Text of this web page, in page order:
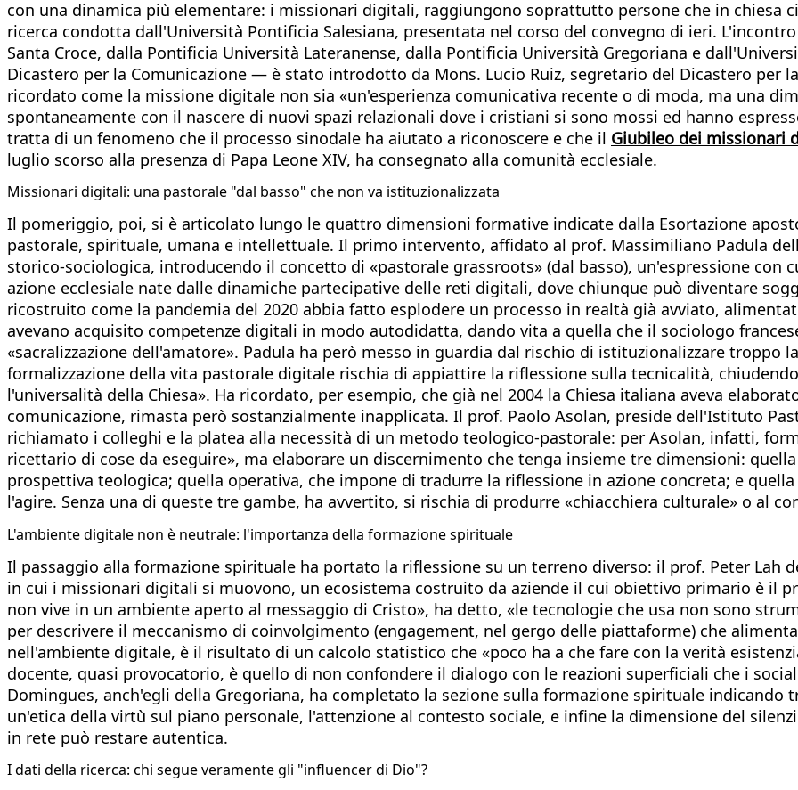
con una dinamica più elementare: i missionari digitali, raggiungono soprattutto persone che in chiesa
ricerca condotta dall'Università Pontificia Salesiana, presentata nel corso del convegno di ieri.
Santa Croce, dalla Pontificia Università Lateranense, dalla Pontificia Università Gregoriana e
Dicastero per la Comunicazione — è stato introdotto da Mons. Lucio Ruiz, segretario del Dicastero per
ricordato come la missione digitale non sia «un'esperienza comunicativa recente o di moda, ma una
spontaneamente con il nascere di nuovi spazi relazionali dove i cristiani si sono mossi ed hanno
tratta di un fenomeno che il processo sinodale ha aiutato a riconoscere e che il Giubileo dei missionari
luglio scorso alla presenza di Papa Leone XIV, ha consegnato alla comunità ecclesiale.
Missionari digitali: una pastorale "dal basso" che non va istituzionalizzata
Il pomeriggio, poi, si è articolato lungo le quattro dimensioni formative indicate dalla Esortazione
pastorale, spirituale, umana e intellettuale. Il primo intervento, affidato al prof. Massimiliano Padula
storico-sociologica, introducendo il concetto di «pastorale grassroots» (dal basso), un'espressione
azione ecclesiale nate dalle dinamiche partecipative delle reti digitali, dove chiunque può diventare
ricostruito come la pandemia del 2020 abbia fatto esplodere un processo in realtà già avviato,
avevano acquisito competenze digitali in modo autodidatta, dando vita a quella che il sociologo
«sacralizzazione dell'amatore». Padula ha però messo in guardia dal rischio di istituzionalizzare troppo
formalizzazione della vita pastorale digitale rischia di appiattire la riflessione sulla tecnicalità,
l'universalità della Chiesa». Ha ricordato, per esempio, che già nel 2004 la Chiesa italiana aveva
comunicazione, rimasta però sostanzialmente inapplicata. Il prof. Paolo Asolan, preside dell'Istituto
richiamato i colleghi e la platea alla necessità di un metodo teologico-pastorale: per Asolan, infatti,
ricettario di cose da eseguire», ma elaborare un discernimento che tenga insieme tre dimensioni:
prospettiva teologica; quella operativa, che impone di tradurre la riflessione in azione concreta; e
l'agire. Senza una di queste tre gambe, ha avvertito, si rischia di produrre «chiacchiera culturale» o al
L'ambiente digitale non è neutrale: l'importanza della formazione spirituale
Il passaggio alla formazione spirituale ha portato la riflessione su un terreno diverso: il prof. Peter Lah
in cui i missionari digitali si muovono, un ecosistema costruito da aziende il cui obiettivo primario è il
non vive in un ambiente aperto al messaggio di Cristo», ha detto, «le tecnologie che usa non sono
per descrivere il meccanismo di coinvolgimento (engagement, nel gergo delle piattaforme) che
nell'ambiente digitale, è il risultato di un calcolo statistico che «poco ha a che fare con la verità
docente, quasi provocatorio, è quello di non confondere il dialogo con le reazioni superficiali che i
Domingues, anch'egli della Gregoriana, ha completato la sezione sulla formazione spirituale
un'etica della virtù sul piano personale, l'attenzione al contesto sociale, e infine la dimensione del
in rete può restare autentica.
I dati della ricerca: chi segue veramente gli "influencer di Dio"?